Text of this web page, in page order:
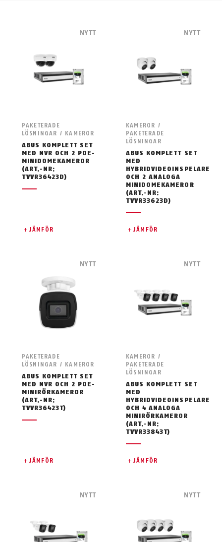
PAKETERADE
LÖSNINGAR / KAMEROR
ABUS KOMPLETT SET
MED NVR OCH 2 POE-
MINIDOMEKAMEROR
(ART.-NR:
TVVR36423D)
JÄMFÖR
NYTT
KAMEROR /
PAKETERADE
LÖSNINGAR
ABUS KOMPLETT SET
MED
HYBRIDVIDEOINSPELARE
OCH 2 ANALOGA
MINIDOMEKAMEROR
(ART.-NR:
TVVR33623D)
JÄMFÖR
NYTT
PAKETERADE
LÖSNINGAR / KAMEROR
ABUS KOMPLETT SET
MED NVR OCH 2 POE-
MINIRÖRKAMEROR
(ART.-NR:
TVVR36423T)
JÄMFÖR
NYTT
KAMEROR /
PAKETERADE
LÖSNINGAR
ABUS KOMPLETT SET
MED
HYBRIDVIDEOINSPELARE
OCH 4 ANALOGA
MINIRÖRKAMEROR
(ART.-NR:
TVVR33843T)
JÄMFÖR
NYTT
NYTT NYTT